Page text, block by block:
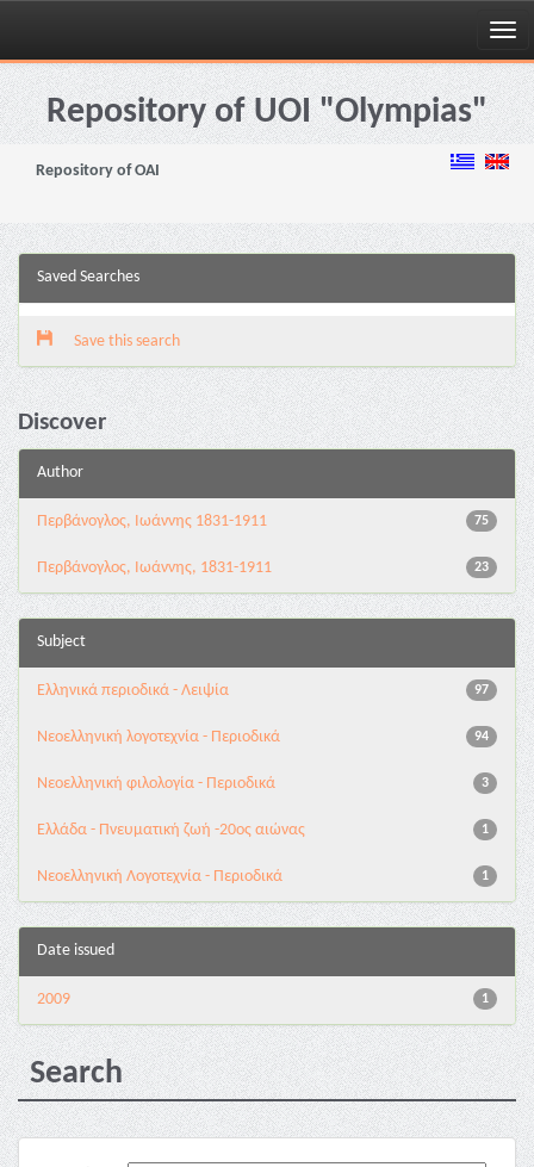
Skip
navigationRepository of UOI "Olympias"
Repository of OAI
Saved Searches
Save this search
Discover
Author
75
Περβάνογλος, Ιωάννης 1831-1911
23
Περβάνογλος, Ιωάννης, 1831-1911
Subject
97
Ελληνικά περιοδικά - Λειψία
94
Νεοελληνική λογοτεχνία - Περιοδικά
3
Νεοελληνική φιλολογία - Περιοδικά
1
Ελλάδα - Πνευματική ζωή -20ος αιώνας
1
Νεοελληνική Λογοτεχνία - Περιοδικά
Date issued
1
2009
Search